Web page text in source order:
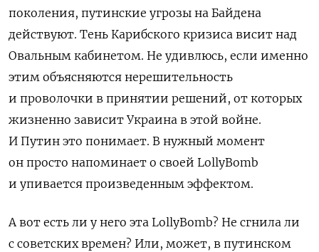
поколения, путинские угрозы на Байдена
действуют. Тень Карибского кризиса висит над
Овальным кабинетом. Не удивлюсь, если именно
этим объясняются нерешительность
и проволочки в принятии решений, от которых
жизненно зависит Украина в этой войне.
И Путин это понимает. В нужный момент
он просто напоминает о своей LollyBomb
и упивается произведенным эффектом.
А вот есть ли у него эта LollyBomb? Не сгнила ли
с советских времен? Или, может, в путинском